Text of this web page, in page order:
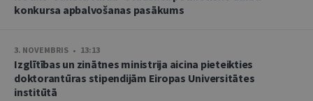
konkursa apbalvošanas pasākums
3. NOVEMBRIS • 13:13
Izglītības un zinātnes ministrija aicina pieteikties
doktorantūras stipendijām Eiropas Universitātes
institūtā